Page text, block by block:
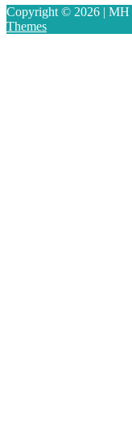
Copyright © 2026 | MH
Themes